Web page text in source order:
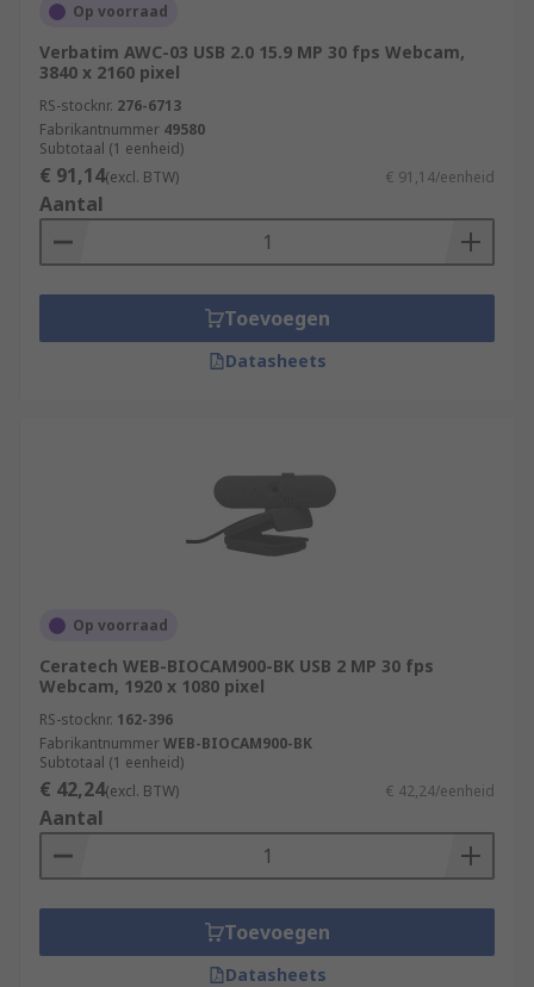
Op voorraad
Verbatim AWC-03 USB 2.0 15.9 MP 30 fps Webcam,
3840 x 2160 pixel
RS-stocknr. 276-6713
Fabrikantnummer 49580
Subtotaal (1 eenheid)
€ 91,14(excl. BTW) € 91,14/eenheid
Aantal
Toevoegen
Datasheets
Op voorraad
Ceratech WEB-BIOCAM900-BK USB 2 MP 30 fps
Webcam, 1920 x 1080 pixel
RS-stocknr. 162-396
FabrikantnummerWEB-BIOCAM900-BK
Subtotaal (1 eenheid)
€ 42,24(excl. BTW) € 42,24/eenheid
Aantal
Toevoegen
Datasheets